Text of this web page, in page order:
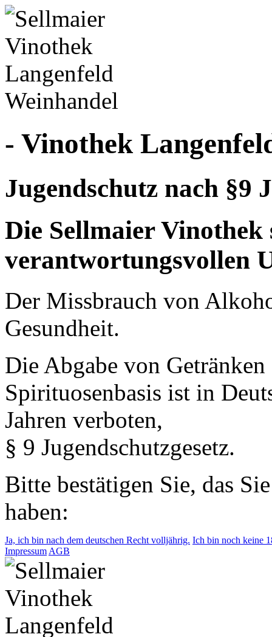
- Vinothek
Jugendschutz nach §9
Die Sellmaier Vinothek
verantwortungsvollen
Der Missbrauch von
Gesundheit.
Die Abgabe von
Spirituosenbasis ist in
Jahren verboten,
§ 9 Jugendschutzgesetz.
Bitte bestätigen Sie, das
haben:
Ja, ich bin nach dem deutschen Recht volljährig. Ich bin noch keine
Impressum AGB